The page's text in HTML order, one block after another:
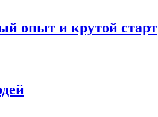
опыт и крутой старт